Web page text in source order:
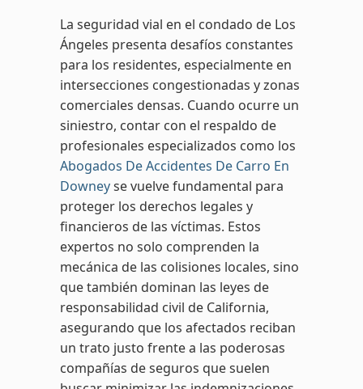
La seguridad vial en el condado de Los
Ángeles presenta desafíos constantes
para los residentes, especialmente en
intersecciones congestionadas y zonas
comerciales densas. Cuando ocurre un
siniestro, contar con el respaldo de
profesionales especializados como los
Abogados De Accidentes De Carro En
Downeyse vuelve fundamental para
proteger los derechos legales y
financieros de las víctimas. Estos
expertos no solo comprenden la
mecánica de las colisiones locales, sino
que también dominan las leyes de
responsabilidad civil de California,
asegurando que los afectados reciban
un trato justo frente a las poderosas
compañías de seguros que suelen